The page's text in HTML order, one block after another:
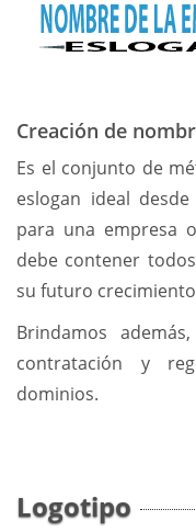
Creación de
Es el conjunto de
eslogan ideal
para una empresa
debe contener
su futuro
Brindamos
contratación y
dominios.
Logotipo